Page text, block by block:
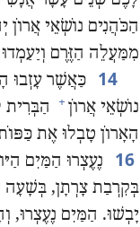
הַכֹּהֲנִים נוֹשְׂאֵי אֲרוֹן
מִמַּעֲלֵה הַזֶּרֶם
14
כַּאֲשֶׁר עָזְבוּ
נוֹשְׂאֵי אֲרוֹן + הַבְּרִית
הָאָרוֹן טָבְלוּ אֶת
16 נֶעֶצְרוּ הַמַּיִם
בְּקִרְבַת צָרְתָן,‏ בְּשָׁעָה
יָבְשׁוּ.‏ הַמַּיִם נֶעֶצְרוּ,‏